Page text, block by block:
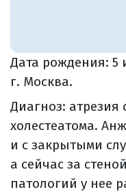
Дата рождения: 5
г. Москва.
Диагноз: атрезия
холестеатома.
и с закрытыми
а сейчас за
патологий у нее